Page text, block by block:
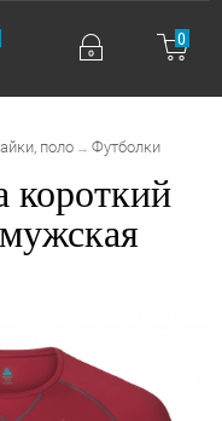
0
поло → Футболки
короткий